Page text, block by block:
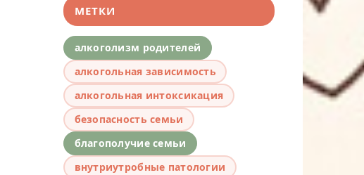
МЕТКИ
алкоголизм родителей
алкогольная зависимость
алкогольная интоксикация
безопасность семьи
благополучие семьи
внутриутробные патологии